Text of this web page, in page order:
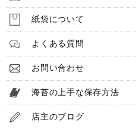
紙袋について
よくある質問
お問い合わせ
海苔の上手な保存方法
店主のブログ